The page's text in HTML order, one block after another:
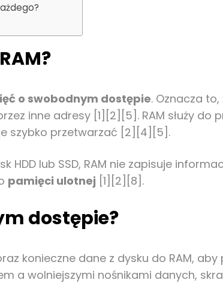
o swobodnym dostępie. Oznacza
inne adresy [1][2][5]. RAM służy
szybko przetwarzać [2][4][5].
lub SSD, RAM nie zapisuje
pamięci ulotnej [1][2][8].
dostępie?
konieczne dane z dysku do RAM,
a wolniejszymi nośnikami danych,